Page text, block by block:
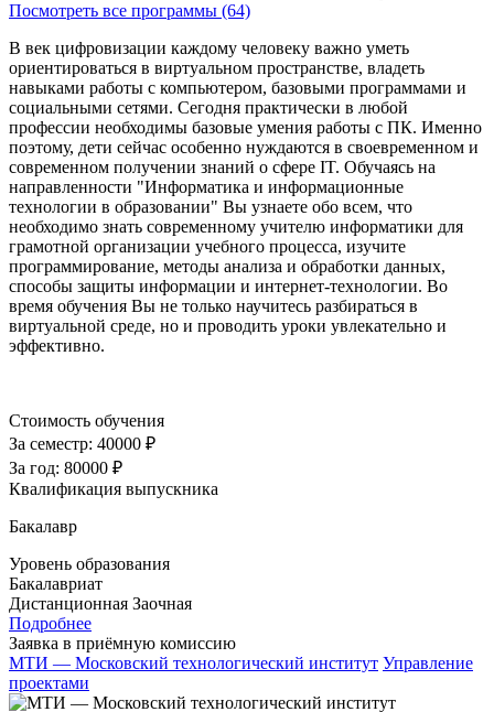
Посмотреть все программы (64)
В век цифровизации каждому человеку важно уметь
ориентироваться в виртуальном пространстве, владеть
навыками работы с компьютером, базовыми программами и
социальными сетями. Сегодня практически в любой
профессии необходимы базовые умения работы с ПК. Именно
поэтому, дети сейчас особенно нуждаются в своевременном и
современном получении знаний о сфере IT. Обучаясь на
направленности "Информатика и информационные
технологии в образовании" Вы узнаете обо всем, что
необходимо знать современному учителю информатики для
грамотной организации учебного процесса, изучите
программирование, методы анализа и обработки данных,
способы защиты информации и интернет-технологии. Во
время обучения Вы не только научитесь разбираться в
виртуальной среде, но и проводить уроки увлекательно и
эффективно.
Стоимость обучения
За семестр: 40000 ₽
За год: 80000 ₽
Квалификация выпускника
Бакалавр
Уровень образования
Бакалавриат
Дистанционная Заочная
Подробнее
Заявка в приёмную комиссию
МТИ — Московский технологический институт Управление
проектами